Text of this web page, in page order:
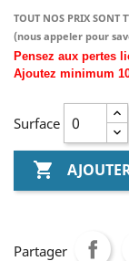
TOUT NOS PRIX SONT
(nous appeler pour
Pensez aux pertes
Ajoutez minimum
Surface

Partager